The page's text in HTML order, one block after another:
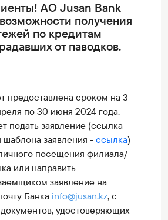
АО Jusan Bank
получения
по кредитам
от паводков.
предоставлена сроком на 3
по 30 июня 2024 года.
подать заявление (ссылка
шаблона заявления -ссылка)
посещения филиала/
или направить
заявление на
Банка info@jusan.kz, с
удостоверяющих